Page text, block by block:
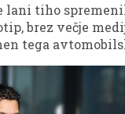
lani tiho
brez večje
tega